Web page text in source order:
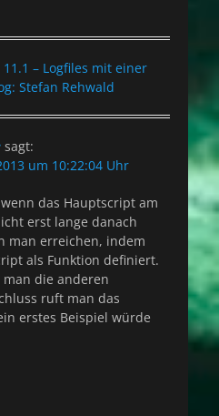
11.1 – Logfiles mit einer
Stefan Rehwald
sagt:
um 10:22:04 Uhr
das Hauptscript am
erst lange danach
man erreichen, indem
als Funktion definiert.
die anderen
ruft man das
erstes Beispiel würde